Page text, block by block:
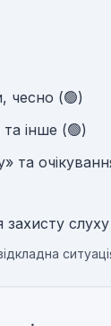
чесно (🟢)
та інше (🟢)
та
слуху